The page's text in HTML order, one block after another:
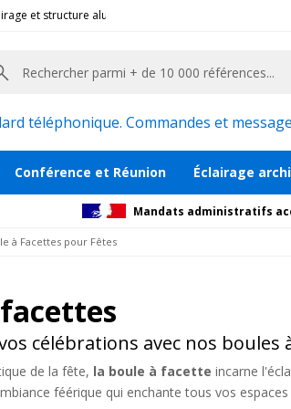
et structure alu pour l'évènementiel et la
téléphonique. Commandes et
Conférence et Réunion Éclairage
Mandats administratifs
à Facettes pour Fêtes
célébrations avec nos
de la fête, la boule à facette incarne
féérique qui enchante tous vos